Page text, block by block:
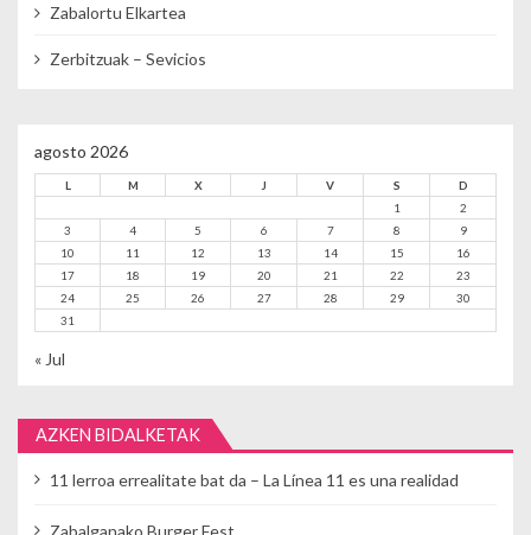
Zabalortu Elkartea
Zerbitzuak – Sevicios
agosto 2026
L M X J V S
D
1
2
3
4 5 6 7 8
9
10
11 12 13 14 15
16
17
18 19 20 21 22
23
24
25 26 27 28 29
30
31
« Jul
AZKEN BIDALKETAK
11 lerroa errealitate bat da – La Línea 11 es una realidad
Zabalganako Burger Fest